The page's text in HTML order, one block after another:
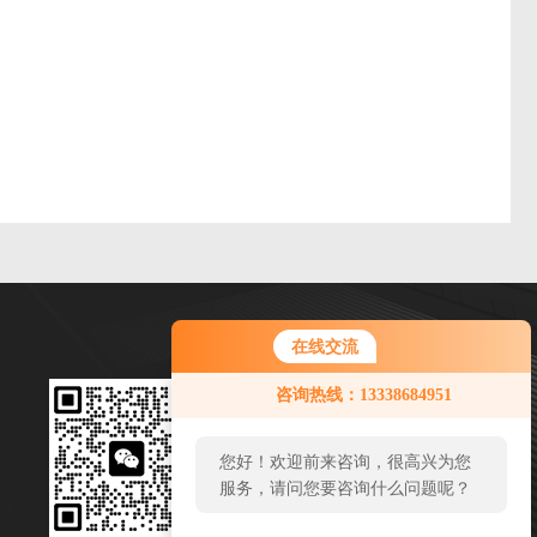
在线交流
咨询热线：13338684951
您好！欢迎前来咨询，很高兴为您
服务，请问您要咨询什么问题呢？
微信扫一扫
传真：